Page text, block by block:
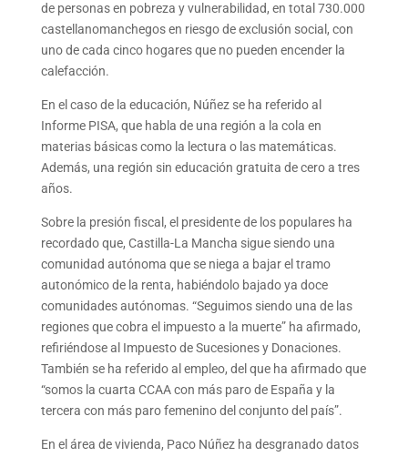
de personas en pobreza y vulnerabilidad, en total 730.000
castellanomanchegos en riesgo de exclusión social, con
uno de cada cinco hogares que no pueden encender la
calefacción.
En el caso de la educación, Núñez se ha referido al
Informe PISA, que habla de una región a la cola en
materias básicas como la lectura o las matemáticas.
Además, una región sin educación gratuita de cero a tres
años.
Sobre la presión fiscal, el presidente de los populares ha
recordado que, Castilla-La Mancha sigue siendo una
comunidad autónoma que se niega a bajar el tramo
autonómico de la renta, habiéndolo bajado ya doce
comunidades autónomas. “Seguimos siendo una de las
regiones que cobra el impuesto a la muerte” ha afirmado,
refiriéndose al Impuesto de Sucesiones y Donaciones.
También se ha referido al empleo, del que ha afirmado que
“somos la cuarta CCAA con más paro de España y la
tercera con más paro femenino del conjunto del país”.
En el área de vivienda, Paco Núñez ha desgranado datos